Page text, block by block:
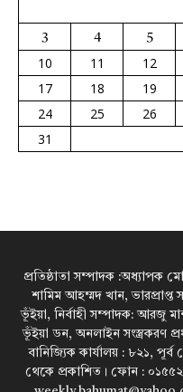
3 4 5
10
11 12
17
18 19
24
25 26
31
প্রতিষ্ঠাতা সম্পাদক :অধ্যাপক
শামিম আহম্মদ খান,
ভূঁইয়া, নির্বাহী সম্পাদক: আরজু
ভূঁইয়া ডন, অনলাইন সংস্ত্রকরণ
বানিজ্যিক কার্যালয় : ৮২১,
থেকে প্রকাশিত। ফোন :